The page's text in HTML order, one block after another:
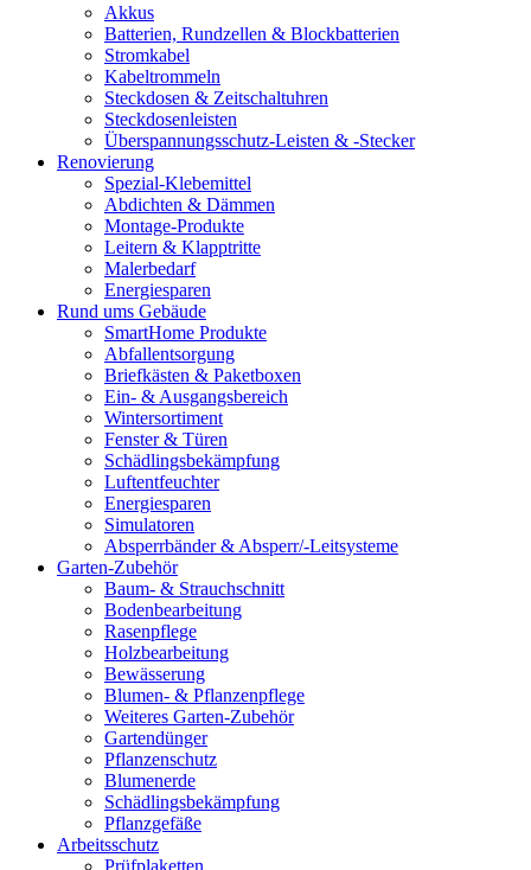
Akkus
Batterien, Rundzellen & Blockbatterien
Stromkabel
Kabeltrommeln
Steckdosen & Zeitschaltuhren
Steckdosenleisten
Überspannungsschutz-Leisten & -Stecker
Renovierung
Spezial-Klebemittel
Abdichten & Dämmen
Montage-Produkte
Leitern & Klapptritte
Malerbedarf
Energiesparen
Rund ums Gebäude
SmartHome Produkte
Abfallentsorgung
Briefkästen & Paketboxen
Ein- & Ausgangsbereich
Wintersortiment
Fenster & Türen
Schädlingsbekämpfung
Luftentfeuchter
Energiesparen
Simulatoren
Absperrbänder & Absperr/-Leitsysteme
Garten-Zubehör
Baum- & Strauchschnitt
Bodenbearbeitung
Rasenpflege
Holzbearbeitung
Bewässerung
Blumen- & Pflanzenpflege
Weiteres Garten-Zubehör
Gartendünger
Pflanzenschutz
Blumenerde
Schädlingsbekämpfung
Pflanzgefäße
Arbeitsschutz
Prüfplaketten